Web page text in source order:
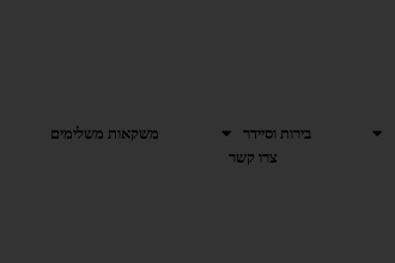
בירות וסיידר משקאות משלימים
צרו קשר